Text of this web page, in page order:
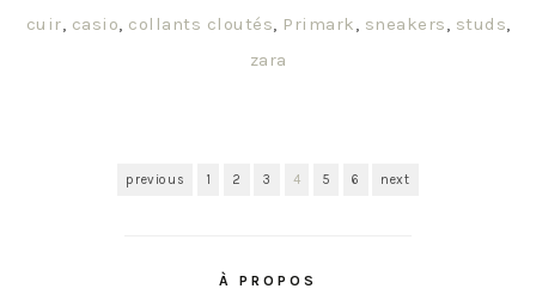
cuir, casio, collants cloutés, Primark, sneakers, studs,
zara
previous 1 2 3 4 5 6 next
À PROPOS